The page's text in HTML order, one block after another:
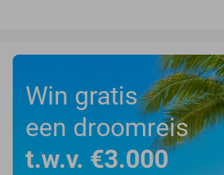
Win gratis
een droomreis
t.w.v. €3.000